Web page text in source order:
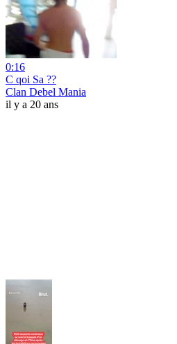
0:16
C qoi Sa ??
Clan Debel Mania
il y a 20 ans